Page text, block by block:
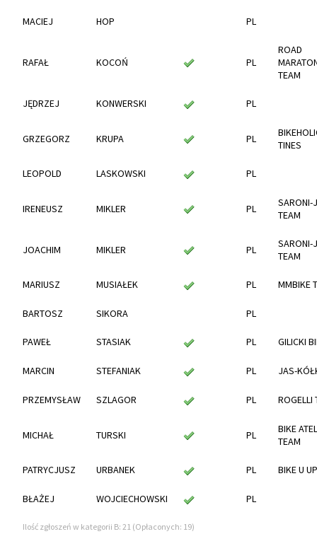
MACIEJ HOP PL
RAFAŁ KOCOŃ PL
ROAD
TEAM
JĘDRZEJ KONWERSKI PL
GRZEGORZ KRUPA PL
TINES
LEOPOLD LASKOWSKI PL
IRENEUSZ MIKLER PL
SARONI-
TEAM
JOACHIM MIKLER PL
SARONI-
TEAM
MARIUSZ MUSIAŁEK PL MMBIKE
BARTOSZ SIKORA PL
PAWEŁ STASIAK PL GILICKI
MARCIN STEFANIAK PL JAS-
PRZEMYSŁAW SZLAGOR PL ROGELLI
MICHAŁ TURSKI PL
BIKE
TEAM
PATRYCJUSZ URBANEK PL BIKE U UP
BŁAŻEJ WOJCIECHOWSKI PL
Ilość zgłoszeń w kategorii B: 21 (Opłaconych: 19)